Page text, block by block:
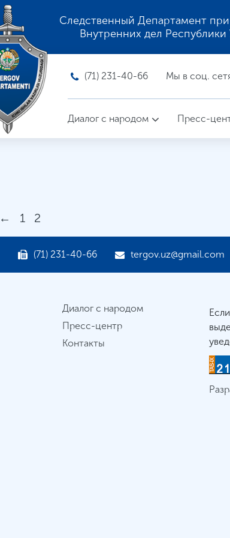
Следственный Департамент
Внутренних дел Республики
(71) 231-40-66 Мы в соц.
Диалог с народом Пресс-
← 1 2
(71) 231-40-66 tergov.uz@gmail.com
Диалог с народом
Пресс-центр
Контакты